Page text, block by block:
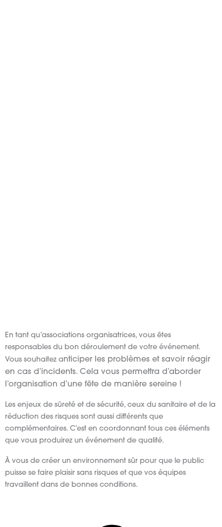
En tant qu’associations organisatrices, vous êtes
responsables du bon déroulement de votre événement.
Vous souhaitez anticiper les problèmes et savoir réagir
en cas d’incidents. Cela vous permettra d’aborder
l’organisation d’une fête de manière sereine !
Les enjeux de sûreté et de sécurité, ceux du sanitaire et de la
réduction des risques sont aussi différents que
complémentaires. C’est en coordonnant tous ces éléments
que vous produirez un événement de qualité.
À vous de créer un environnement sûr pour que le public
puisse se faire plaisir sans risques et que vos équipes
travaillent dans de bonnes conditions.